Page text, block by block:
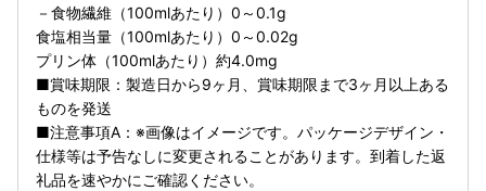
－食物繊維（100mlあたり）0～0.1g
食塩相当量（100mlあたり）0～0.02g
プリン体（100mlあたり）約4.0mg
■賞味期限：製造日から9ヶ月、賞味期限まで3ヶ月以上ある
ものを発送
■注意事項A：※画像はイメージです。パッケージデザイン・
仕様等は予告なしに変更されることがあります。到着した返
礼品を速やかにご確認ください。